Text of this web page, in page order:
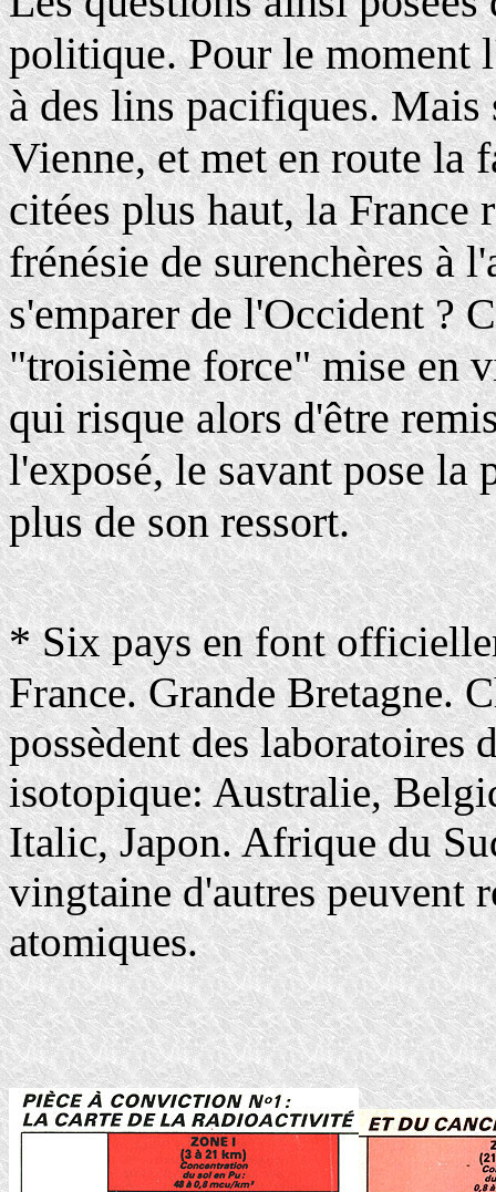
politique. Pour le moment
à des lins pacifiques.
Vienne, et met en route la
citées plus haut, la France
frénésie de surenchères à
s'emparer de l'Occident ?
"troisième force" mise en
qui risque alors d'être
l'exposé, le savant pose la
plus de son ressort.
*Six pays en font
France. Grande Bretagne.
possèdent des laboratoires
isotopique: Australie,
Italic, Japon. Afrique du
vingtaine d'autres peuvent
atomiques.